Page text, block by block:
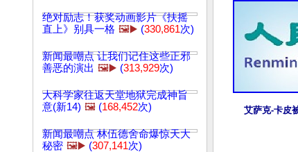
绝对励志！获奖动画影片《扶摇
直上》别具一格 🖼️▶️ (330,861次)
新闻最嘲点 让我们记住这些正邪
善恶的演出 🖼️▶️ (313,929次)
大科学家往返天堂地狱完成神旨
意(新14) 🖼️ (168,452次)
新闻最嘲点 林伍德舍命爆惊天大
秘密 🖼️▶️ (307,141次)
艾萨克-卡皮